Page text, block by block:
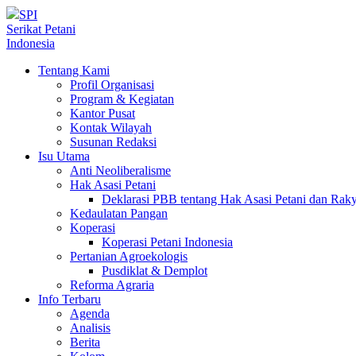
SPI
Serikat Petani
Indonesia
Tentang Kami
Profil Organisasi
Program & Kegiatan
Kantor Pusat
Kontak Wilayah
Susunan Redaksi
Isu Utama
Anti Neoliberalisme
Hak Asasi Petani
Deklarasi PBB tentang Hak Asasi Petani dan
Kedaulatan Pangan
Koperasi
Koperasi Petani Indonesia
Pertanian Agroekologis
Pusdiklat & Demplot
Reforma Agraria
Info Terbaru
Agenda
Analisis
Berita